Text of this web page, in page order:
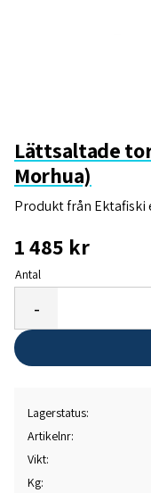
Lättsaltade
Morhua)
Produkt från Ektafiski
1 485 kr
Antal
-
Lagerstatus
Artikelnr
Vikt
Kg